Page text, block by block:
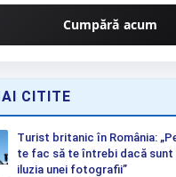
Cumpără acum
CITITE
Turist britanic în România:
te fac să te întrebi dacă sunt
iluzia unei fotografii”